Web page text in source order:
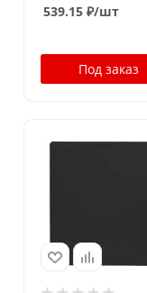
539.15 ₽/шт
Под заказ